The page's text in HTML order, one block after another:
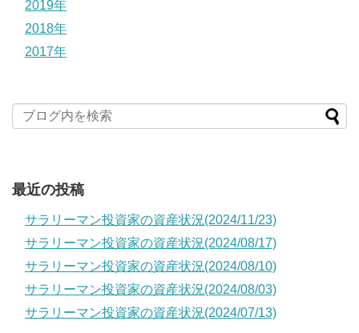
2019年
2018年
2017年
最近の投稿
サラリーマン投資家の資産状況(2024/11/23)
サラリーマン投資家の資産状況(2024/08/17)
サラリーマン投資家の資産状況(2024/08/10)
サラリーマン投資家の資産状況(2024/08/03)
サラリーマン投資家の資産状況(2024/07/13)